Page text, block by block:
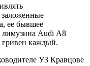
ее бывшее
лимузина Audi А8
гривен каждый.
УЗ Кравцове